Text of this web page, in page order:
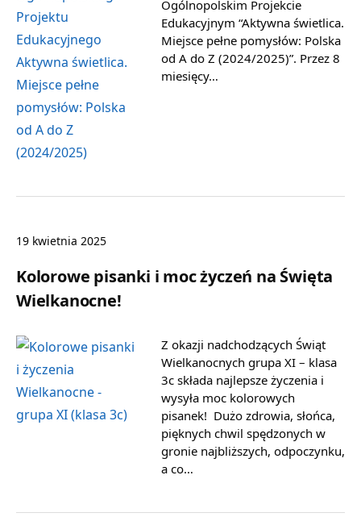
Ogólnopolskim Projekcie
Edukacyjnym “Aktywna świetlica.
Miejsce pełne pomysłów: Polska
od A do Z (2024/2025)”. Przez 8
miesięcy…
19 kwietnia 2025
Kolorowe pisanki i moc życzeń na Święta
Wielkanocne!
Z okazji nadchodzących Świąt
Wielkanocnych grupa XI – klasa
3c składa najlepsze życzenia i
wysyła moc kolorowych
pisanek! Dużo zdrowia, słońca,
pięknych chwil spędzonych w
gronie najbliższych, odpoczynku,
a co…